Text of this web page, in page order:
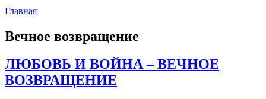
Главная
Вечное возвращение
ЛЮБОВЬ И ВОЙНА – ВЕЧНОЕ
ВОЗВРАЩЕНИЕ